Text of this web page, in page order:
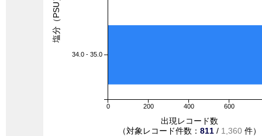
0 200 400 600
34.0 - 35.0
出現レコード数
（対象レコード件数： 811 / 1,360 件）
塩分（PSU）